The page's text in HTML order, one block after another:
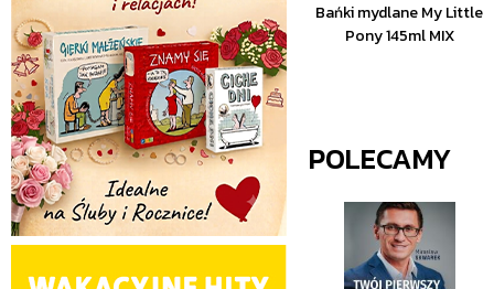
Bańki mydlane My Little
Pony 145ml MIX
POLECAMY